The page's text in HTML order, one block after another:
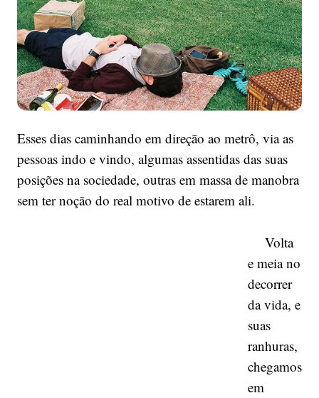
Esses dias caminhando em direção ao metrô, via as
pessoas indo e vindo, algumas assentidas das suas
posições na sociedade, outras em massa de manobra
sem ter noção do real motivo de estarem ali.
Volta
e meia no
decorrer
da vida, e
suas
ranhuras,
chegamos
em